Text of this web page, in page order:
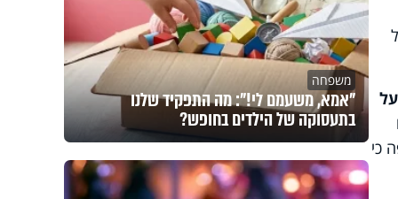
כי
משפחה
"אמא, משעמם לי!": מה התפקיד שלנו
בתעסוקה של הילדים בחופש?